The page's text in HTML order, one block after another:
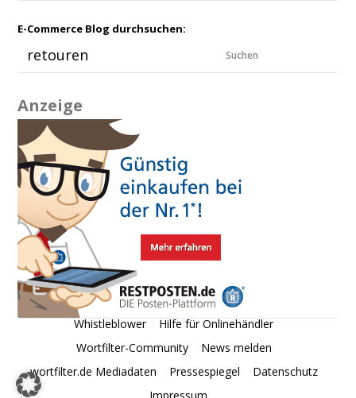
E-Commerce Blog durchsuchen:
Suchen
Anzeige
Whistleblower
Hilfe für Onlinehändler
Wortfilter-Community
News melden
wortfilter.de Mediadaten
Pressespiegel
Datenschutz